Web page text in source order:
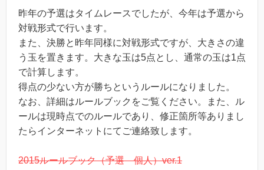
昨年の予選はタイムレースでしたが、今年は予選から
対戦形式で行います。
また、決勝と昨年同様に対戦形式ですが、大きさの違
う玉を置きます。大きな玉は5点とし、通常の玉は1点
で計算します。
得点の少ない方が勝ちというルールになりました。
なお、詳細はルールブックをご覧ください。また、ル
ールは現時点でのルールであり、修正箇所等ありまし
たらインターネットにてご連絡致します。
2015ルールブック（予選 個人）ver.1